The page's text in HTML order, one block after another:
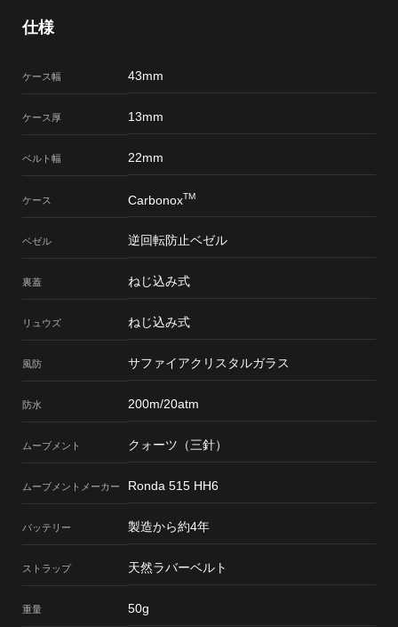
仕様
ケース幅 43mm
ケース厚 13mm
ベルト幅 22mm
ケース CarbonoxTM
ベゼル 逆回転防止ベゼル
裏蓋 ねじ込み式
リュウズ ねじ込み式
風防 サファイアクリスタルガラス
防水 200m/20atm
ムーブメント クォーツ（三針）
ムーブメント メーカー Ronda 515 HH6
バッテリー 製造から約4年
ストラップ 天然ラバーベルト
重量 50g